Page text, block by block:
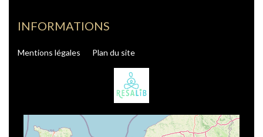
INFORMATIONS
Mentions légales Plan du site